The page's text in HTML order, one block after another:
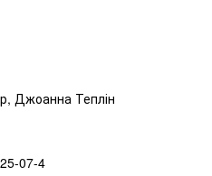
Джоанна Теплін
07-4